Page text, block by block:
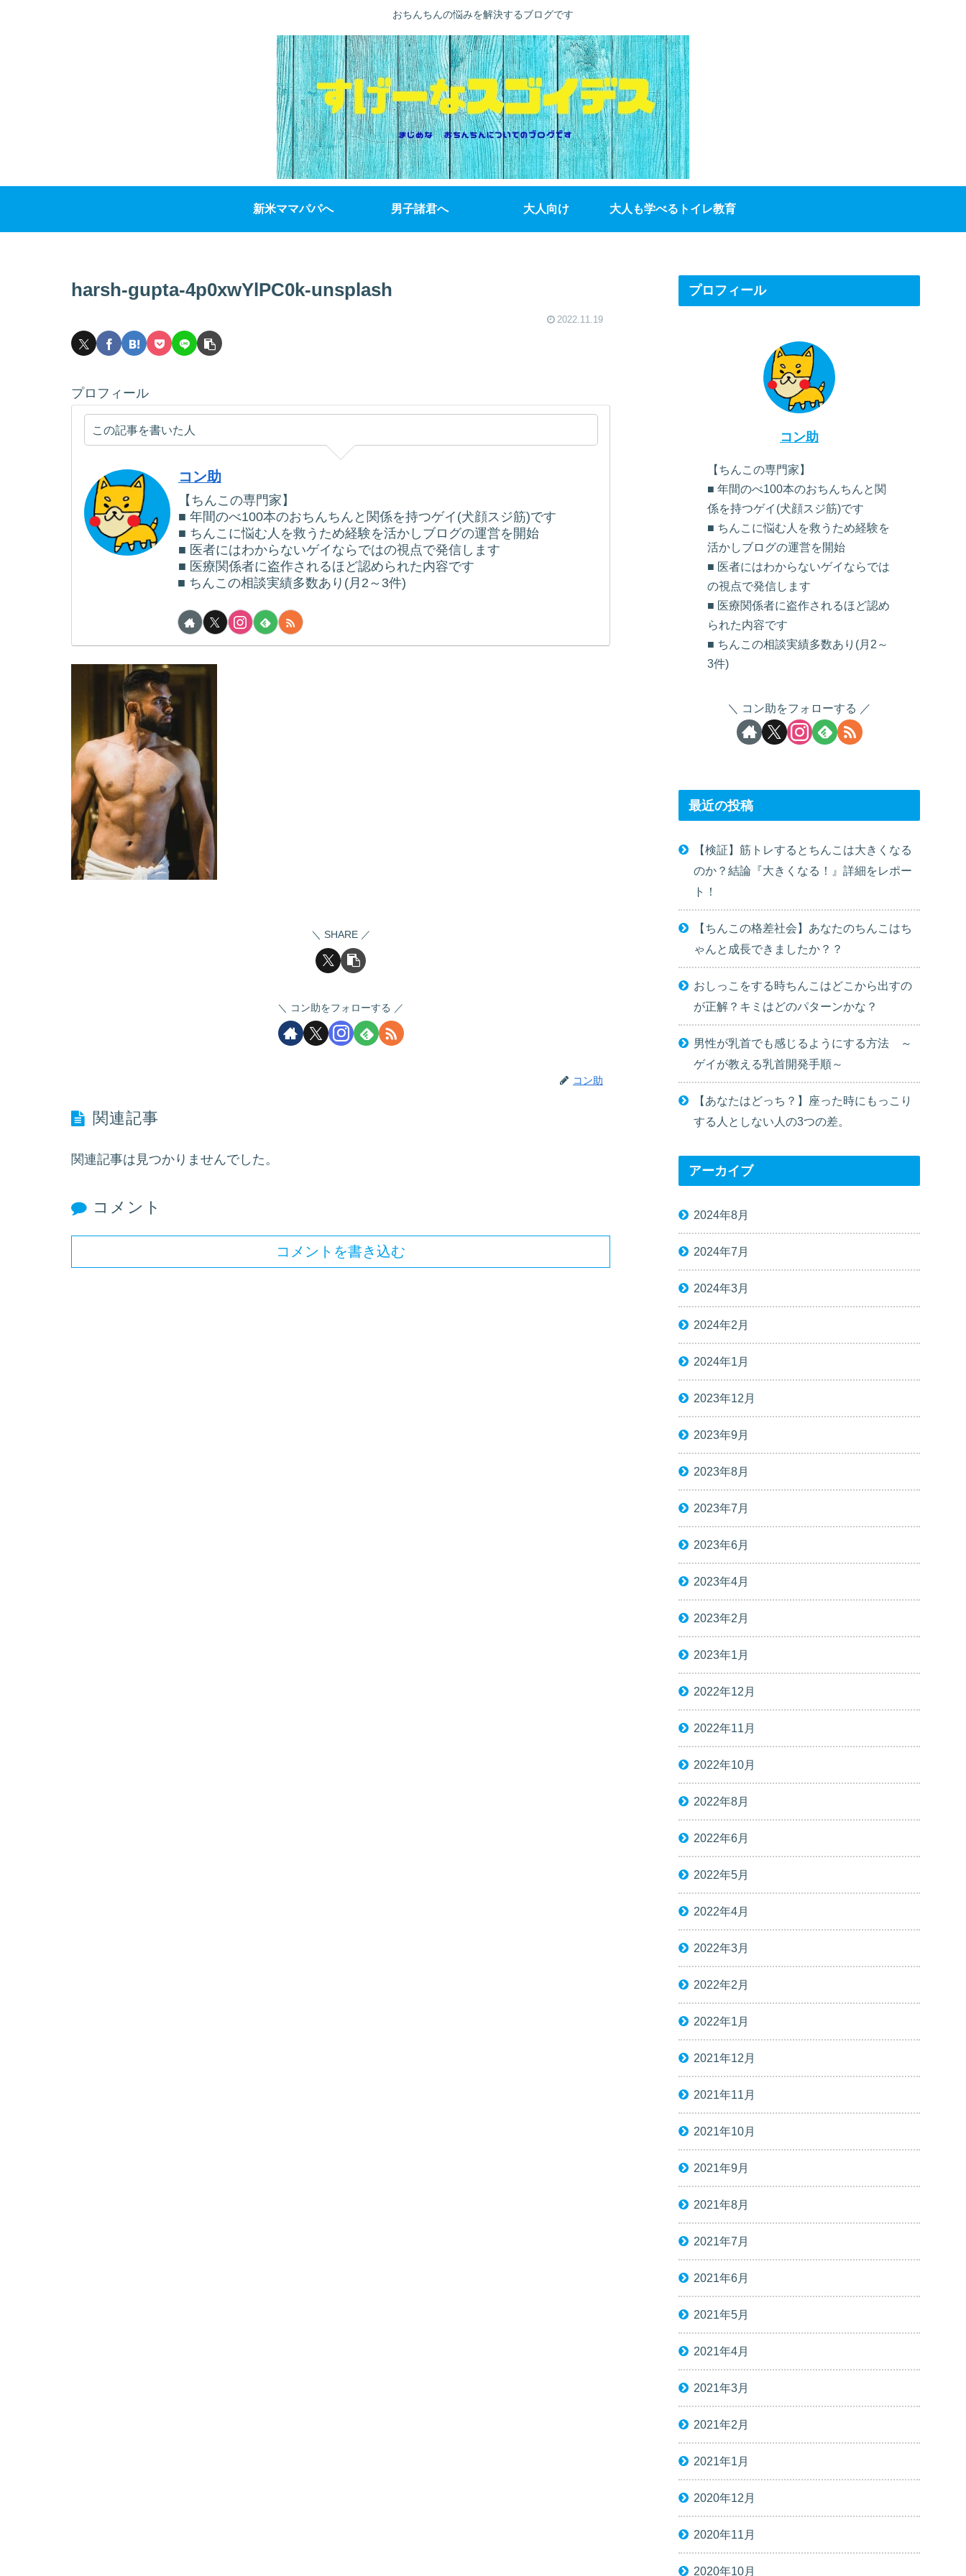
おちんちんの悩みを解決するブログです
新米ママパパへ 男子諸君へ 大人向け 大人も学べるトイレ教育
harsh-gupta-4p0xwYlPC0k-unsplash
2022.11.19
プロフィール
この記事を書いた人
コン助
【ちんこの専門家】
■ 年間のべ100本のおちんちんと関係を持つゲイ(犬顔スジ筋)です
■ ちんこに悩む人を救うため経験を活かしブログの運営を開始
■ 医者にはわからないゲイならではの視点で発信します
■ 医療関係者に盗作されるほど認められた内容です
■ ちんこの相談実績多数あり(月2～3件)
SHARE
コン助をフォローする
コン助
関連記事
関連記事は見つかりませんでした。
コメント
コメントを書き込む
プロフィール
コン助
【ちんこの専門家】
■ 年間のべ100本のおちんちんと関
係を持つゲイ(犬顔スジ筋)です
■ ちんこに悩む人を救うため経験を
活かしブログの運営を開始
■ 医者にはわからないゲイならでは
の視点で発信します
■ 医療関係者に盗作されるほど認め
られた内容です
■ ちんこの相談実績多数あり(月2～
3件)
コン助をフォローする
最近の投稿
【検証】筋トレするとちんこは大きくなる
のか？結論『大きくなる！』詳細をレポー
ト！
【ちんこの格差社会】あなたのちんこはち
ゃんと成長できましたか？？
おしっこをする時ちんこはどこから出すの
が正解？キミはどのパターンかな？
男性が乳首でも感じるようにする方法 ～
ゲイが教える乳首開発手順～
【あなたはどっち？】座った時にもっこり
する人としない人の3つの差。
アーカイブ
2024年8月
2024年7月
2024年3月
2024年2月
2024年1月
2023年12月
2023年9月
2023年8月
2023年7月
2023年6月
2023年4月
2023年2月
2023年1月
2022年12月
2022年11月
2022年10月
2022年8月
2022年6月
2022年5月
2022年4月
2022年3月
2022年2月
2022年1月
2021年12月
2021年11月
2021年10月
2021年9月
2021年8月
2021年7月
2021年6月
2021年5月
2021年4月
2021年3月
2021年2月
2021年1月
2020年12月
2020年11月
2020年10月